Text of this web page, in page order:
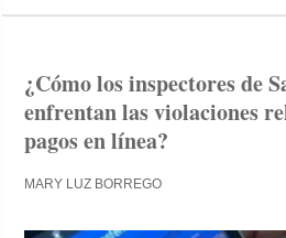
¿Cómo los inspectores de
enfrentan las violaciones
pagos en línea?
MARY LUZ BORREGO